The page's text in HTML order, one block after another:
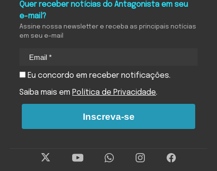
Quer receber notícias do Antagonista em seu
e-mail?
Assine nossa newsletter e receba as principais notícias
em seu e-mail
Eu concordo em receber notificações.
Saiba mais em Política de Privacidade.
Inscreva-se